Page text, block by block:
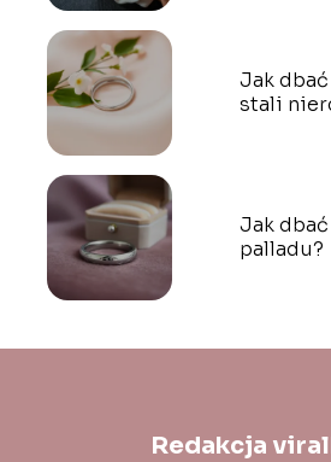
Jak
stali
Jak
palladu?
Redakcja